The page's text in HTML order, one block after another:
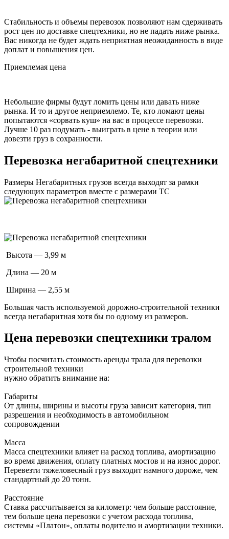
Стабильность и объемы перевозок позволяют нам сдерживать
рост цен по доставке спецтехники, но не падать ниже рынка.
Вас никогда не будет ждать неприятная неожиданность в виде
доплат и повышения цен.
Приемлемая цена
Небольшие фирмы будут ломить цены или давать ниже
рынка. И то и другое неприемлемо. Те, кто ломают цены
попытаются «сорвать куш» на вас в процессе перевозки.
Лучше 10 раз подумать - выиграть в цене в теории или
довезти груз в сохранности.
Перевозка негабаритной спецтехники
Размеры Негабаритных грузов всегда выходят за рамки
следующих параметров вместе с размерами ТС
Высота — 3,99 м
Длина — 20 м
Ширина — 2,55 м
Большая часть используемой дорожно-строительной техники
всегда негабаритная хотя бы по одному из размеров.
Цена перевозки спецтехники тралом
Чтобы посчитать стоимость аренды трала для перевозки
строительной техники
нужно обратить внимание на:
Габариты
От длины, ширины и высоты груза зависит категория, тип
разрешения и необходимость в автомобильном
сопровождении
Масса
Масса спецтехники влияет на расход топлива, амортизацию
во время движения, оплату платных мостов и на износ дорог.
Перевезти тяжеловесный груз выходит намного дороже, чем
стандартный до 20 тонн.
Расстояние
Ставка рассчитывается за километр: чем больше расстояние,
тем больше цена перевозки с учетом расхода топлива,
системы «Платон», оплаты водителю и амортизации техники.